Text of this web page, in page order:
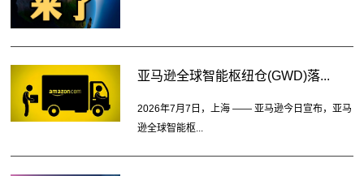
亚马逊全球智能枢纽仓(GWD)落...
2026年7月7日，上海 —— 亚马逊今日宣布，亚马
逊全球智能枢...